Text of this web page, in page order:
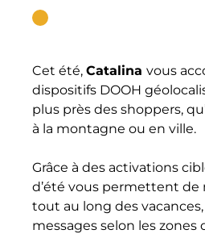
Cet été, Catalina vous
dispositifs DOOH
plus près des shoppers,
à la montagne ou en ville.
Grâce à des activations
d’été vous permettent
tout au long des
messages selon les